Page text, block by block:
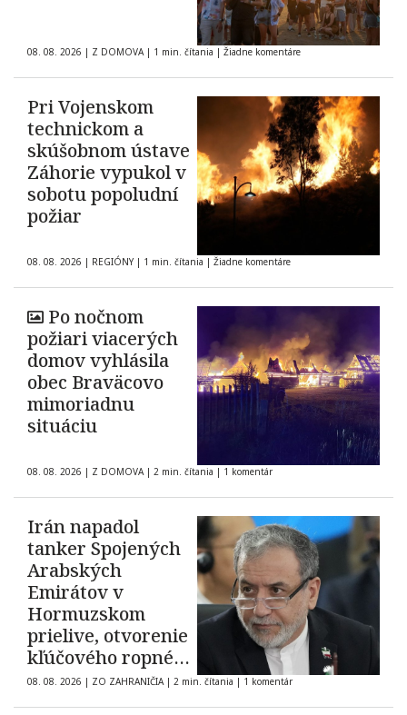
08. 08. 2026 | Z DOMOVA | 1 min. čítania | Žiadne komentáre
Pri Vojenskom
technickom a
skúšobnom ústave
Záhorie vypukol v
sobotu popoludní
požiar
08. 08. 2026 | REGIÓNY | 1 min. čítania | Žiadne komentáre
Po nočnom
požiari viacerých
domov vyhlásila
obec Braväcovo
mimoriadnu
situáciu
08. 08. 2026 | Z DOMOVA | 2 min. čítania | 1 komentár
Irán napadol
tanker Spojených
Arabských
Emirátov v
Hormuzskom
prielive, otvorenie
kľúčového ropného
koridoru ostáva
neisté
08. 08. 2026 | ZO ZAHRANIČIA | 2 min. čítania | 1 komentár